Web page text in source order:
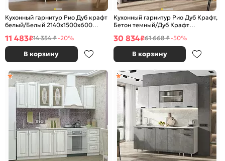
Кухонный гарнитур Рио Дуб крафт
белый/Белый 2140x1500x600
11 483₽14 354 ₽-20%
В корзину
Кухонный гарнитур Рио Дуб Крафт,
Бетон темный/Дуб Крафт
30 834₽61 668 ₽-50%
В корзину